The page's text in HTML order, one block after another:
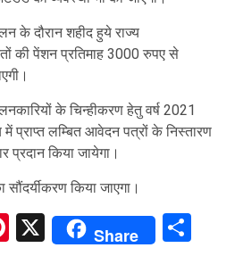
के दौरान शहीद हुये राज्य
की पेंशन प्रतिमाह 3000 रुपए से
के चिन्हीकरण हेतु वर्ष 2021
में प्राप्त लम्बित आवेदन पत्रों के निस्तारण
प्रदान किया जायेगा।
किया जाएगा।
Pinterest
X Share